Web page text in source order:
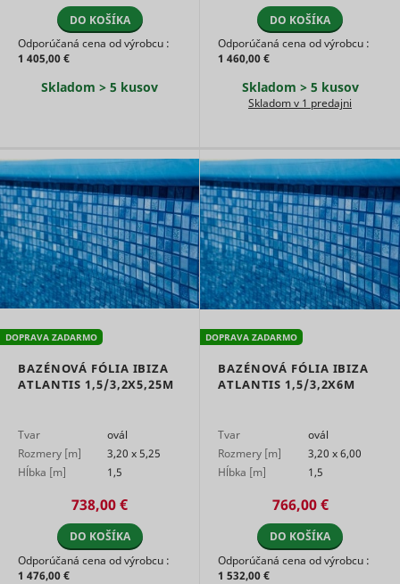
DO KOŠÍKA
Odporúčaná cena od výrobcu :
1 405,00 €
Skladom > 5 kusov
DO KOŠÍKA
Odporúčaná cena od výrobcu :
1 460,00 €
Skladom > 5 kusov
Skladom v 1 predajni
DOPRAVA ZADARMO
BAZÉNOVÁ FÓLIA IBIZA
ATLANTIS 1,5/3,2X5,25M
Tvar
ovál
Rozmery [m]
3,20 x 5,25
Hĺbka [m]
1,5
738,00 €
DO KOŠÍKA
Odporúčaná cena od výrobcu :
1 476,00 €
DOPRAVA ZADARMO
BAZÉNOVÁ FÓLIA IBIZA
ATLANTIS 1,5/3,2X6M
Tvar
ovál
Rozmery [m]
3,20 x 6,00
Hĺbka [m]
1,5
766,00 €
DO KOŠÍKA
Odporúčaná cena od výrobcu :
1 532,00 €